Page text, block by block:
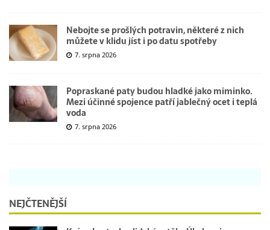
Nebojte se prošlých potravin, některé z nich
můžete v klidu jíst i po datu spotřeby
7. srpna 2026
Popraskané paty budou hladké jako miminko.
Mezi účinné spojence patří jablečný ocet i teplá
voda
7. srpna 2026
NEJČTENĚJŠÍ